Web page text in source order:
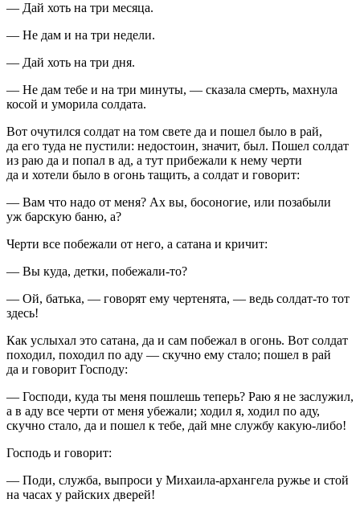
— Дай хоть на три месяца.
— Не дам и на три недели.
— Дай хоть на три дня.
— Не дам тебе и на три минуты, — сказала смерть, махнула
косой и уморила солдата.
Вот очутился солдат на том свете да и пошел было в рай,
да его туда не пустили: недостоин, значит, был. Пошел солдат
из раю да и попал в ад, а тут прибежали к нему черти
да и хотели было в огонь тащить, а солдат и говорит:
— Вам что надо от меня? Ах вы, босоногие, или позабыли
уж барскую баню, а?
Черти все побежали от него, а сатана и кричит:
— Вы куда, детки, побежали-то?
— Ой, батька, — говорят ему чертенята, — ведь солдат-то тот
здесь!
Как услыхал это сатана, да и сам побежал в огонь. Вот солдат
походил, походил по аду — скучно ему стало; пошел в рай
да и говорит Господу:
— Господи, куда ты меня пошлешь теперь? Раю я не заслужил,
а в аду все черти от меня убежали; ходил я, ходил по аду,
скучно стало, да и пошел к тебе, дай мне службу какую-либо!
Господь и говорит:
— Поди, служба, выпроси у Михаила-архангела ружье и стой
на часах у райских дверей!